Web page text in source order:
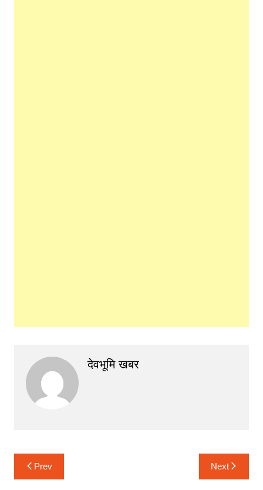
देवभूमि खबर
Post
navigation
Prev Next